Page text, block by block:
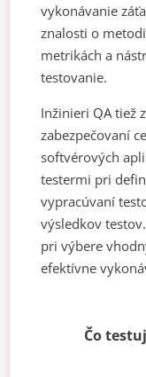
vykonávanie
znalosti o
metrikách a
testovanie.
Inžinieri QA tiež
zabezpečovaní
softvérových
testermi pri
vypracúvaní
výsledkov
pri výbere
efektívne
Čo